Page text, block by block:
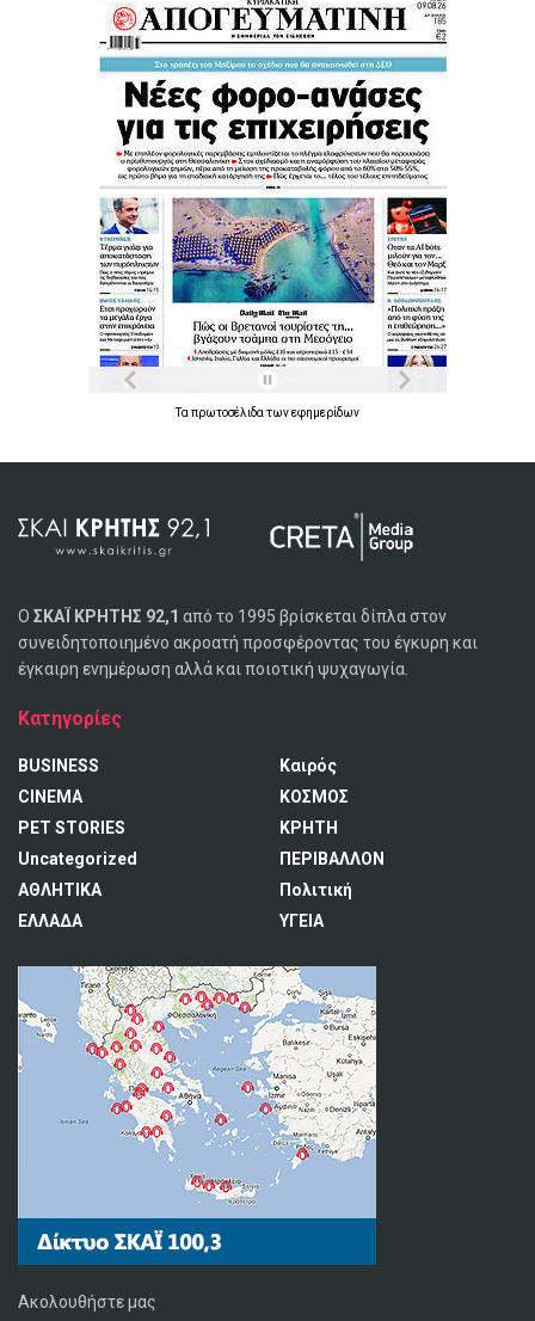
Ταπρωτοσέλιδατωνεφημερίδων
Ο ΣΚΑΪ ΚΡΗΤΗΣ 92,1 από το 1995 βρίσκεται δίπλα στον
συνειδητοποιημένο ακροατή προσφέροντας του έγκυρη και
έγκαιρη ενημέρωση αλλά και ποιοτική ψυχαγωγία.
Κατηγορίες
BUSINESS
CINEMA
PET STORIES
Uncategorized
ΑΘΛΗΤΙΚΑ
ΕΛΛΑΔΑ
Καιρός
ΚΟΣΜΟΣ
ΚΡΗΤΗ
ΠΕΡΙΒΑΛΛΟΝ
Πολιτική
ΥΓΕΙΑ
Ακολουθήστε μας